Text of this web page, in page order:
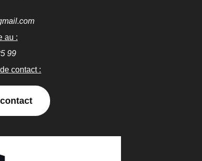
au :
99
contact :